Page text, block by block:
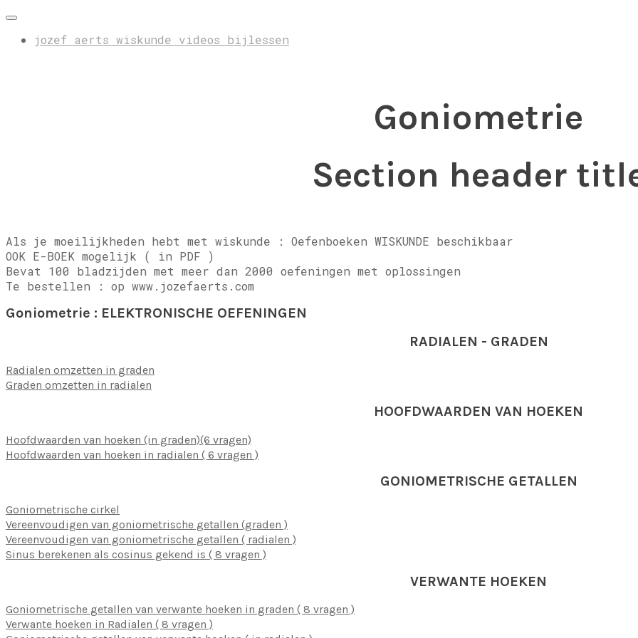
jozef aerts wiskunde videos bijlessen
Goniometrie
Section header
Als je moeilijkheden hebt met wiskunde : Oefenboeken WISKUNDE beschikbaar
OOK E-BOEK mogelijk ( in PDF )
Bevat 100 bladzijden met meer dan 2000 oefeningen met oplossingen
Te bestellen : op www.jozefaerts.com
Goniometrie : ELEKTRONISCHE OEFENINGEN
RADIALEN - GRADEN
Radialen omzetten in graden
Graden omzetten in radialen
HOOFDWAARDEN VAN HOEKEN
Hoofdwaarden van hoeken (in graden)(6 vragen)
Hoofdwaarden van hoeken in radialen ( 6 vragen )
GONIOMETRISCHE GETALLEN
Goniometrische cirkel
Vereenvoudigen van goniometrische getallen (graden )
Vereenvoudigen van goniometrische getallen ( radialen )
Sinus berekenen als cosinus gekend is ( 8 vragen )
VERWANTE HOEKEN
Goniometrische getallen van verwante hoeken in graden ( 8 vragen )
Verwante hoeken in Radialen ( 8 vragen )